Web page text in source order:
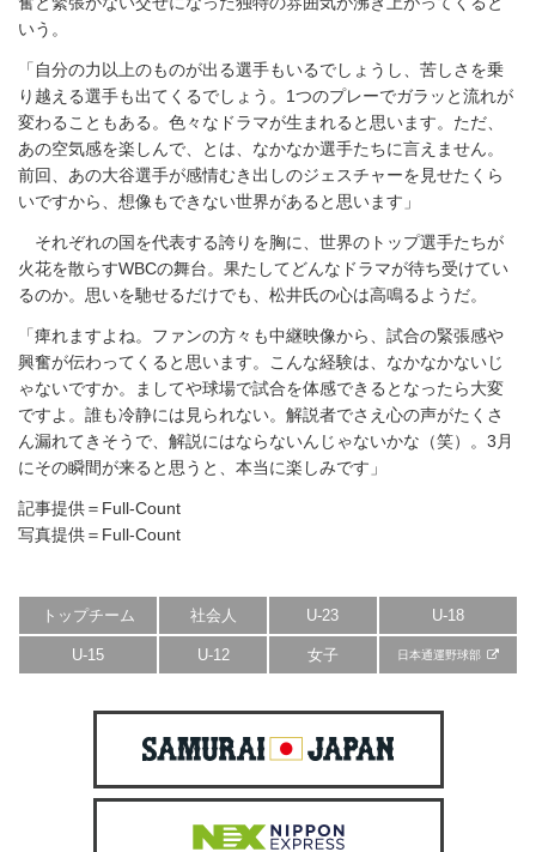
いう。
「自分の力以上のものが出る選手もいるでしょうし、苦しさを乗
り越える選手も出てくるでしょう。1つのプレーでガラッと流れが
変わることもある。色々なドラマが生まれると思います。ただ、
あの空気感を楽しんで、とは、なかなか選手たちに言えません。
前回、あの大谷選手が感情むき出しのジェスチャーを見せたくら
いですから、想像もできない世界があると思います」
それぞれの国を代表する誇りを胸に、世界のトップ選手たちが
火花を散らすWBCの舞台。果たしてどんなドラマが待ち受けてい
るのか。思いを馳せるだけでも、松井氏の心は高鳴るようだ。
「痺れますよね。ファンの方々も中継映像から、試合の緊張感や
興奮が伝わってくると思います。こんな経験は、なかなかないじ
ゃないですか。ましてや球場で試合を体感できるとなったら大変
ですよ。誰も冷静には見られない。解説者でさえ心の声がたくさ
ん漏れてきそうで、解説にはならないんじゃないかな（笑）。3月
にその瞬間が来ると思うと、本当に楽しみです」
記事提供＝Full-Count
写真提供＝Full-Count
トップチーム 社会人 U-23 U-18
U-15 U-12 女子 日本通運野球部